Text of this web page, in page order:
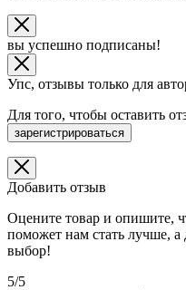
вы успешно подписаны!
Упс, отзывы только для
Для того, чтобы оставить
зарегистрироваться
Добавить отзыв
Оцените товар и опишите,
поможет нам стать лучше, а
выбор!
5/5